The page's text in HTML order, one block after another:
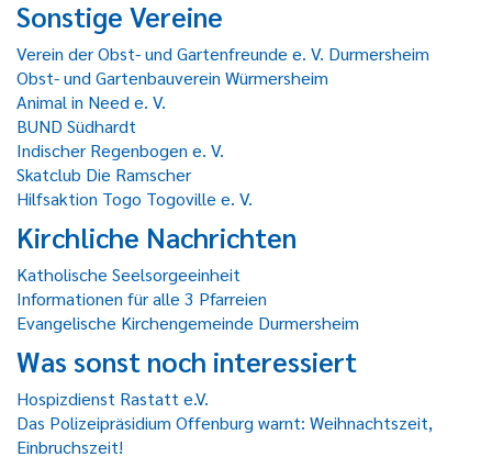
Sonstige Vereine
Verein der Obst- und Gartenfreunde e. V. Durmersheim
Obst- und Gartenbauverein Würmersheim
Animal in Need e. V.
BUND Südhardt
Indischer Regenbogen e. V.
Skatclub Die Ramscher
Hilfsaktion Togo Togoville e. V.
Kirchliche Nachrichten
Katholische Seelsorgeeinheit
Informationen für alle 3 Pfarreien
Evangelische Kirchengemeinde Durmersheim
Was sonst noch interessiert
Hospizdienst Rastatt e.V.
Das Polizeipräsidium Offenburg warnt: Weihnachtszeit,
Einbruchszeit!